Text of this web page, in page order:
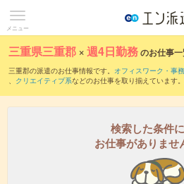
メニュー
三重県三重郡 ×週4日勤務のお仕事
三重郡の派遣のお仕事情報です。 オフィスワーク・事
、 クリエイティブ系などのお仕事を取り揃えています
検索した条件
お仕事がありませ